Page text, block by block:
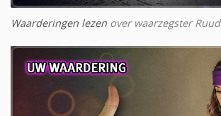
Waarderingen lezen over waarzegster Ruud